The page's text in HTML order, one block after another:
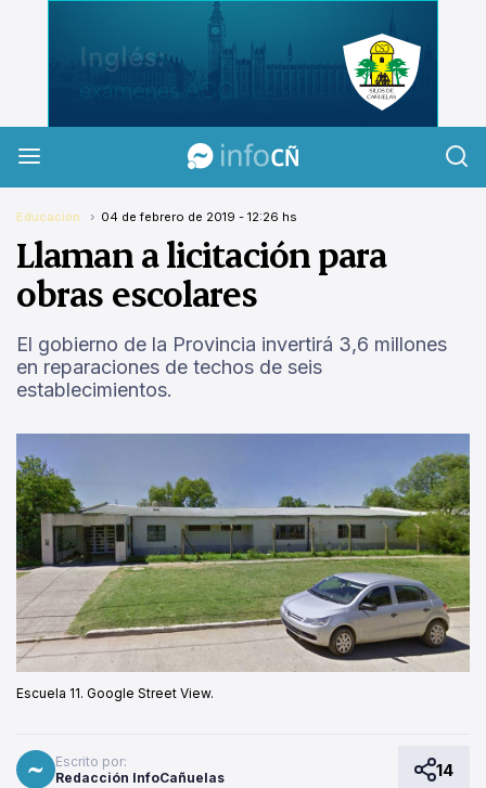
InfoCañuelas
Educación 04 de febrero de 2019 - 12:26 hs
Llaman a licitación para
obras escolares
El gobierno de la Provincia invertirá 3,6 millones
en reparaciones de techos de seis
establecimientos.
Escuela 11. Google Street View.
Escrito por:
Redacción InfoCañuelas
14